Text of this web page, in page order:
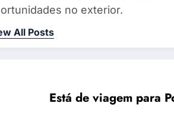
no exterior.
All Posts
Está de viagem para